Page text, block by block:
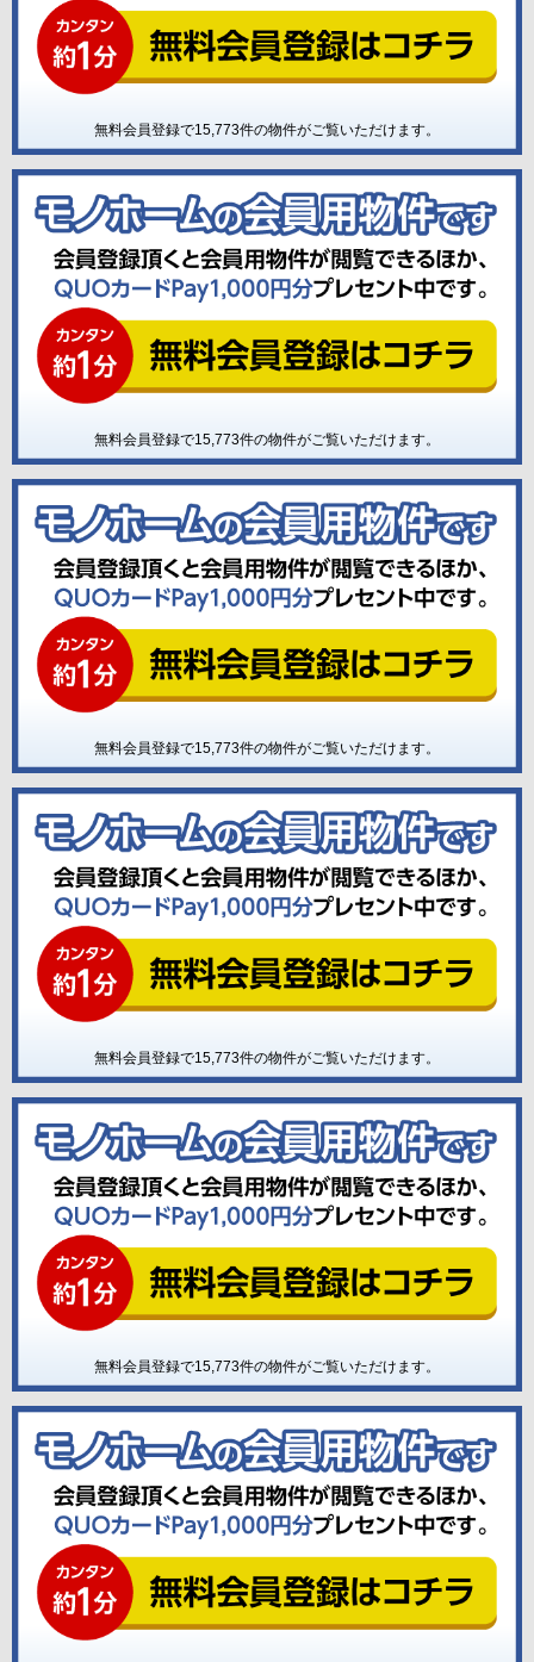
無料会員登録で15,773件の物件がご覧いただけます。
無料会員登録で15,773件の物件がご覧いただけます。
無料会員登録で15,773件の物件がご覧いただけます。
無料会員登録で15,773件の物件がご覧いただけます。
無料会員登録で15,773件の物件がご覧いただけます。